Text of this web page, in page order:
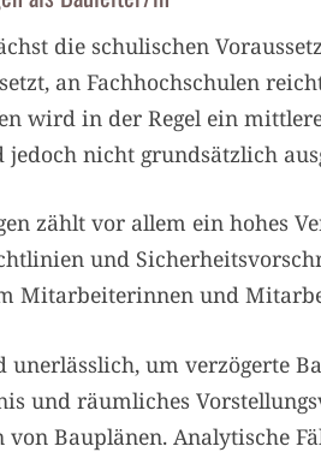
die schulischen
an Fachhochschulen
wird in der Regel ein
nicht grundsätzlich
zählt vor allem ein hohes
und
Mitarbeiterinnen und
um verzögerte
und räumliches
Bauplänen. Analytische